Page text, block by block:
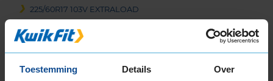
Toestemming Details Over
225/60R17 103V EXTRALOAD
225/65R17 102H
225/65R17 106H EXTRALOAD
235/45R17 97V EXTRALOAD